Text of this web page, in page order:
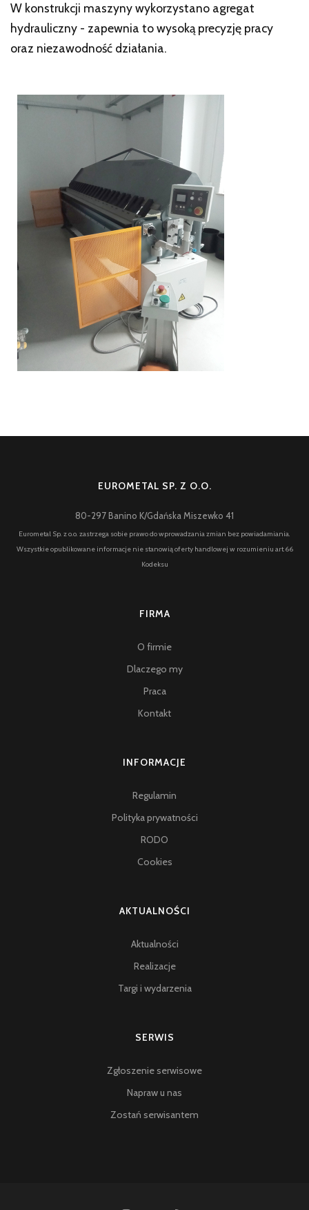
W konstrukcji maszyny wykorzystano agregat
hydrauliczny - zapewnia to wysoką precyzję pracy
oraz niezawodność działania.
EUROMETAL SP. Z O.O.
80-297 Banino K/Gdańska Miszewko 41
Eurometal Sp. z o.o. zastrzega sobie prawo do wprowadzania zmian bez powiadamiania.
Wszystkie opublikowane informacje nie stanowią oferty handlowej w rozumieniu art.66
Kodeksu
FIRMA
O firmie
Dlaczego my
Praca
Kontakt
INFORMACJE
Regulamin
Polityka prywatności
RODO
Cookies
AKTUALNOŚCI
Aktualności
Realizacje
Targi i wydarzenia
SERWIS
Zgłoszenie serwisowe
Napraw u nas
Zostań serwisantem